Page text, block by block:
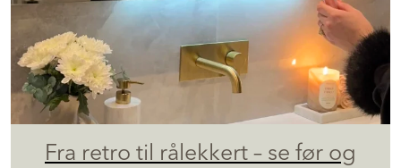
Fra retro til rålekkert – se før og